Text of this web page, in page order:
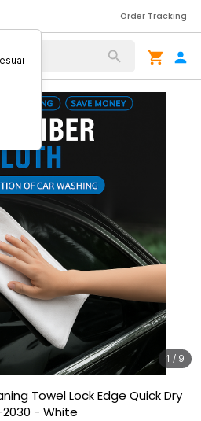
Order Tracking
1 / 9
Towel Lock Edge Quick Dry
- White